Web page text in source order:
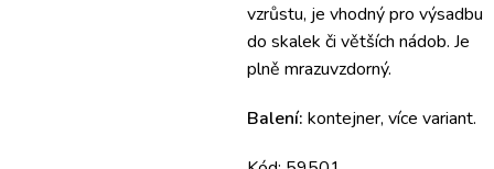
vzrůstu, je vhodný pro výsadbu
do skalek či větších nádob. Je
plně mrazuvzdorný.
Balení: kontejner, více variant.